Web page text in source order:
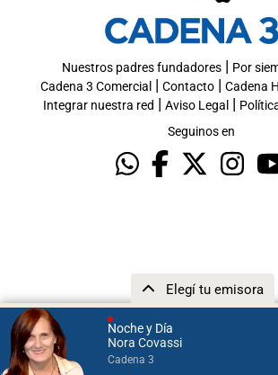
Noche y Día
Nora Covassi
Cadena 3
Elegí tu emisora
Nuestros padres fundadores| Por
Cadena 3 Comercial | Contacto| Cadena
Integrar nuestra red | Aviso Legal |
Seguinos en